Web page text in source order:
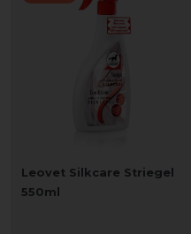
Leovet Silkcare Striegel
550ml